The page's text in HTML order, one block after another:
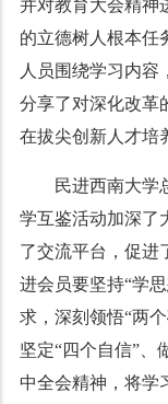
并对教育大会精神
的立德树人根本任
人员围绕学习内容
分享了对深化改革
在拔尖创新人才培
民进西南大学
学互鉴活动加深了
了交流平台，促进
进会员要坚持“学
求，深刻领悟“两
坚定“四个自信”、
中全会精神，将学